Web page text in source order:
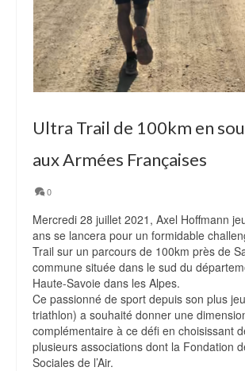
Ultra Trail de 100km en
aux Armées Françaises
0
Mercredi 28 juillet 2021, Axel Hoffmann
ans se lancera pour un formidable
Trail sur un parcours de 100km près de
commune située dans le sud du
Haute-Savoie dans les Alpes.
Ce passionné de sport depuis son plus
triathlon) a souhaité donner une
complémentaire à ce défi en choisissant
plusieurs associations dont la Fondation
Sociales de l’Air.